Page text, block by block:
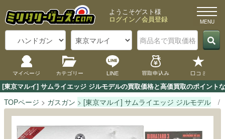
[東京マルイ] サムライエッジ ジルモデルの買取価格と高価買取のポイン
ようこそゲスト様
ログイン／会員登録
マイページ カテゴリー LINE 買取申込み 口コミ
TOPページ ガスガン [東京マルイ] サムライエッジ ジルモデル